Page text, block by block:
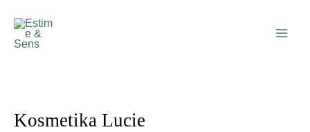
obsah
Menu
Kosmetika Lucie
navigation